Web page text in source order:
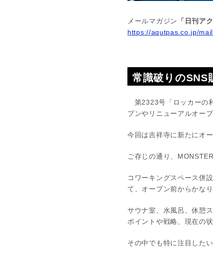
メールマガジン 「日刊ア
https://aqutpas.co.jp/
常識破りのSNS
第2323号「ロッカーの
プンやリニューアルオー
今回は吉祥寺に新たにオ
ご存じの通り、
コワーキングスペース併
て、オープン前からかな
サウナ室、水風呂、休憩
ポイントや戦略、現在の
その中でも特に注目した